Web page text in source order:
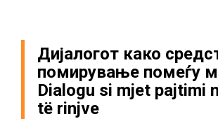
Дијалогот како
помирување помеѓу
Dialogu si mjet pajtimi
të rinjve